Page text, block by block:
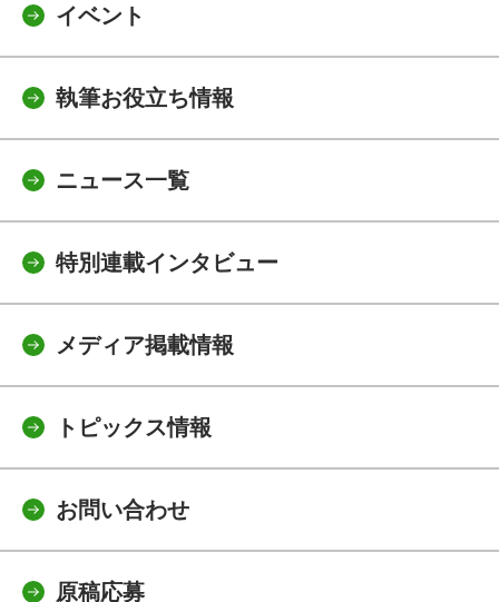
イベント
執筆お役立ち情報
ニュース一覧
特別連載インタビュー
メディア掲載情報
トピックス情報
お問い合わせ
原稿応募